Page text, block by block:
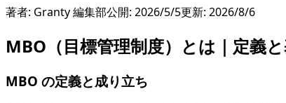
著者: Granty 編集部公開: 2026/5/5更新: 2026/8/6
MBO（目標管理制度）とは｜定義
MBO の定義と成り立ち